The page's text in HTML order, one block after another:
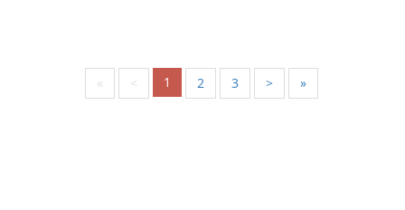
« < 1 2 3 > »